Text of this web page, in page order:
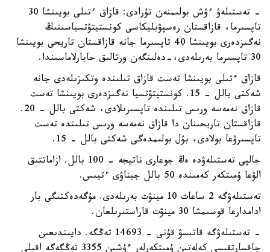
- تەستىلەۋ ءۇش بولىمنەن تۇرادى: قازاق ءتىلى بويىنشا 30
تاپسىرما، قازاقستان رەسپۋبليكاسى كونستيتۋتسياسىنىڭ
نەگىزدەرى بويىنشا 40 تاپسىرما جانە قازاقستان تاريحى بويىنشا
30 تاپسىرما بەرىلەدى،-دەلىنگەن ورتالىق حابارلاماسىندا.
قازاق ءتىلى بويىنشا تەست قازاق تىلىندە وتكىزىلەدى جانە
شەكتى بالل - 15. كونستيتۋتسيا نەگىزدەرى بويىنشا تەست
قازاق نەمەسە ورىس تىلىندە تاپسىرىلادى، شەكتى بالل - 20.
قازاقستان تاريحىنان دا قازاق نەمەسە ورىس تىلىندە تەست
تاپسىرۋعا بولادى، بۇل بولىمدەگى شەكتى بالل - 15.
جالپى تەستىلەۋدە ەڭ جوعارى ناتيجە - 100 بالل. ازاماتتىق
الۋعا ۇمىتكەر كەمىندە 50 بالل جيناۋى ءتيىس.
تەستىلەۋگە 2 ساعات 10 مينۋت بەرىلەدى. مۇگەدەكتىگى بار
ادامدارعا قوسىمشا 30 مينۋت قاراستىرىلعان.
- تەستىلەۋگە قاتىسۋ قۇنى - 14693 تەڭگە. دايىندىعىن
جاقسارتقىسى كەلەتىن ۇمىتكەرلەر ءۇشىن 3355 تەڭگەگە اقىلى